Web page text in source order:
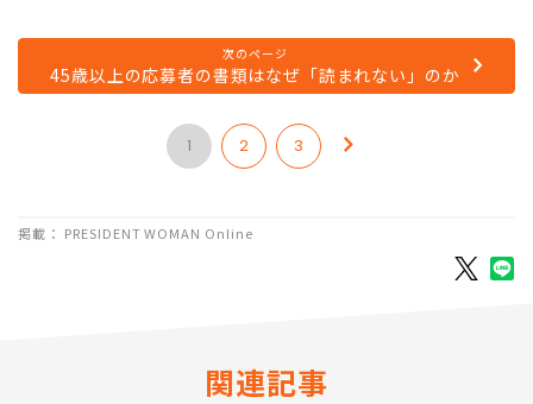
次のページ
45歳以上の応募者の書類はなぜ「読まれない」のか
1 2 3
掲載： PRESIDENT WOMAN Online
関連記事